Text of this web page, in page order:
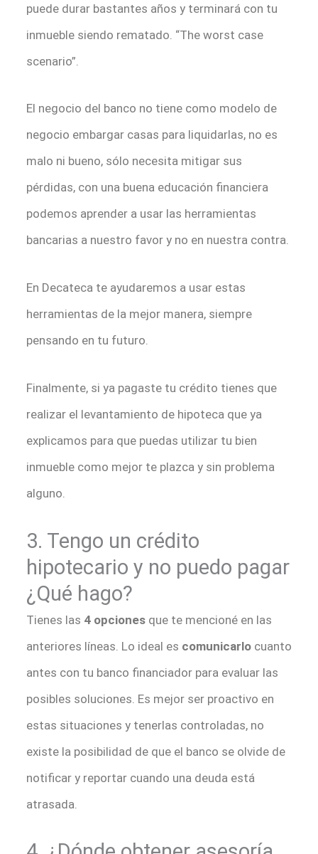
puede durar bastantes años y terminará con tu
inmueble siendo rematado. “The worst case
scenario”.
El negocio del banco no tiene como modelo de
negocio embargar casas para liquidarlas, no es
malo ni bueno, sólo necesita mitigar sus
pérdidas, con una buena educación financiera
podemos aprender a usar las herramientas
bancarias a nuestro favor y no en nuestra contra.
En Decateca te ayudaremos a usar estas
herramientas de la mejor manera, siempre
pensando en tu futuro.
Finalmente, si ya pagaste tu crédito tienes que
realizar el levantamiento de hipoteca que ya
explicamos para que puedas utilizar tu bien
inmueble como mejor te plazca y sin problema
alguno.
3. Tengo un crédito
hipotecario y no puedo pagar
¿Qué hago?
Tienes las 4 opcionesque te mencioné en las
anteriores líneas. Lo ideal es comunicarlo cuanto
antes con tu banco financiador para evaluar las
posibles soluciones. Es mejor ser proactivo en
estas situaciones y tenerlas controladas, no
existe la posibilidad de que el banco se olvide de
notificar y reportar cuando una deuda está
atrasada.